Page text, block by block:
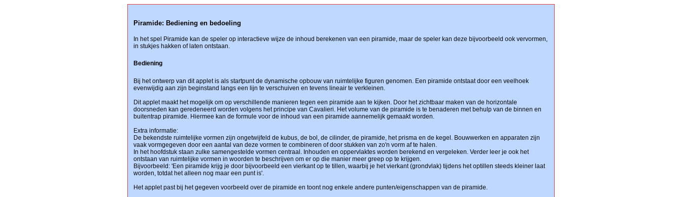
Piramide: Bediening en bedoeling
In het spel Piramide kan de speler op interactieve wijze de inhoud berekenen van een piramide, maar de speler kan deze bijvoorbeeld ook vervormen,
in stukjes hakken of laten ontstaan.
Bediening
Bij het ontwerp van dit applet is als startpunt de dynamische opbouw van ruimtelijke figuren genomen. Een piramide ontstaat door een veelhoek
evenwijdig aan zijn beginstand langs een lijn te verschuiven en tevens lineair te verkleinen.
Dit applet maakt het mogelijk om op verschillende manieren tegen een piramide aan te kijken. Door het zichtbaar maken van de horizontale
doorsneden kan geredeneerd worden volgens het principe van Cavalieri. Het volume van de piramide is te benaderen met behulp van de binnen en
buitentrap piramide. Hiermee kan de formule voor de inhoud van een piramide aannemelijk gemaakt worden.
Extra informatie:
De bekendste ruimtelijke vormen zijn ongetwijfeld de kubus, de bol, de cilinder, de piramide, het prisma en de kegel. Bouwwerken en apparaten zijn
vaak vormgegeven door een aantal van deze vormen te combineren of door stukken van zo'n vorm af te halen.
In het hoofdstuk staan zulke samengestelde vormen centraal. Inhouden en oppervlaktes worden berekend en vergeleken. Verder leer je ook het
ontstaan van ruimtelijke vormen in woorden te beschrijven om er op die manier meer greep op te krijgen.
Bijvoorbeeld: 'Een piramide krijg je door bijvoorbeeld een vierkant op te tillen, waarbij je het vierkant (grondvlak) tijdens het optillen steeds kleiner laat
worden, totdat het alleen nog maar een punt is'.
Het applet past bij het gegeven voorbeeld over de piramide en toont nog enkele andere punten/eigenschappen van de piramide.